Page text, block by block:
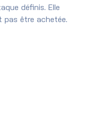
définis. Elle
pas être achetée.